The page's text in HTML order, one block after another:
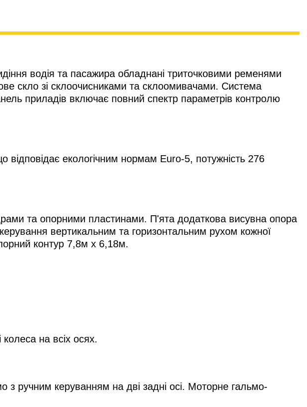
водія та пасажира обладнані триточковими ременями
скло зі склоочисниками та склоомивачами. Система
приладів включає повний спектр параметрів контролю
екологічним нормам Euro-5, потужність 276
та опорними пластинами. П'ята додаткова висувна опора
вертикальним та горизонтальним рухом кожної
контур 7,8м x 6,18м.
на всіх осях.
з ручним керуванням на дві задні осі. Моторне гальмо-